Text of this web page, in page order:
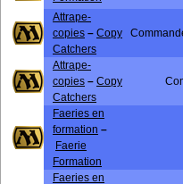
Attrape-
copies – Copy
Catchers
Attrape-
copies – Copy
Catchers
Faeries en
formation –
Faerie
Formation
Faeries en